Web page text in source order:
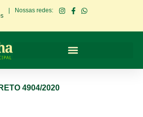
Nossas redes:
4904/2020